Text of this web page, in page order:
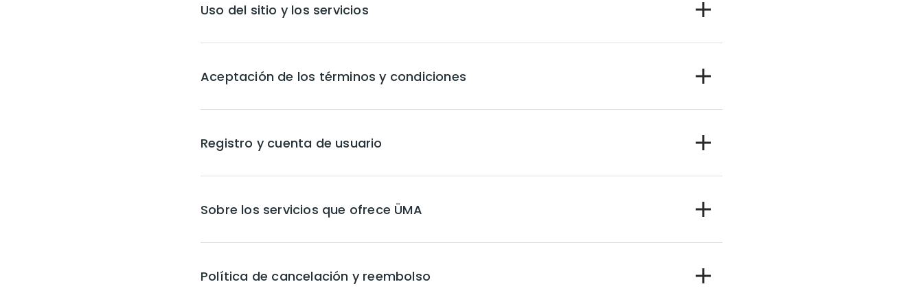
Uso del sitio y los servicios
Aceptación de los términos y condiciones
Registro y cuenta de usuario
Sobre los servicios que ofrece ÜMA
Política de cancelación y reembolso